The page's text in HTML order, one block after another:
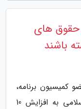
های
باشند
کمیسیون برنامه،
بودجه و محاسبات مجلس شورای اسلامی به افزایش 10